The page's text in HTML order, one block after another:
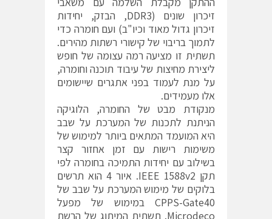
זיכרון שונים (DDR3, הבזק, יחידות
זיכרון גדול מאוד וכיו"ב) ועם חומרה כדי
לתמוך בריבוי של קישורי רשתות מהירים.
תשתית זו מציעה רמה עצומה של חופש
ליצירת מחיצות של עיבוד תוכנה וחומרה,
על מנת לעמוד בפני אתגרים שיישומים
אלו מעמידים.
מנקודת מבט של החומרה, הלוגיקה
הניתנת לתכנות של המערכת על שבב
היא המועמד המתאים ביותר למימוש של
משימות רישות עם זמן אחזור קצר
בשילוב עם יחידות התמיכה בחומרה לפי
תקן IEEE 1588v2. איור 4 הוא תרשים
בלוקים של מימוש המערכת על שבב של
CPPS-Gate40 במימוש של מפעל
Microdeco. תשתית המיתוג של הרשת